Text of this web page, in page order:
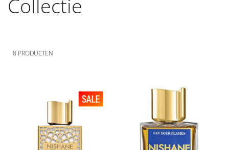
Collectie
8 PRODUCTEN
verlanglijst
toe
aan
verlanglijst